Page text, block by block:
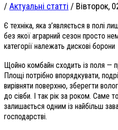
/ Актуальні статті / Вівторок,
Є техніка, яка з’являється в полі
без якої аграрний сезон просто
категорії належать дискові борони
Щойно комбайн сходить із поля —
Площі потрібно впорядкувати,
вирівняти поверхню, зберегти
до сівби. І так рік за роком. Саме
залишається одним із найбільш
господарстві.